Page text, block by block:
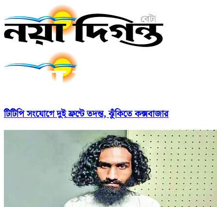
টিটিপি সংযোগে দুই ফ্রন্টে তদন্ত, ঝুঁকিতে কক্সবাজার